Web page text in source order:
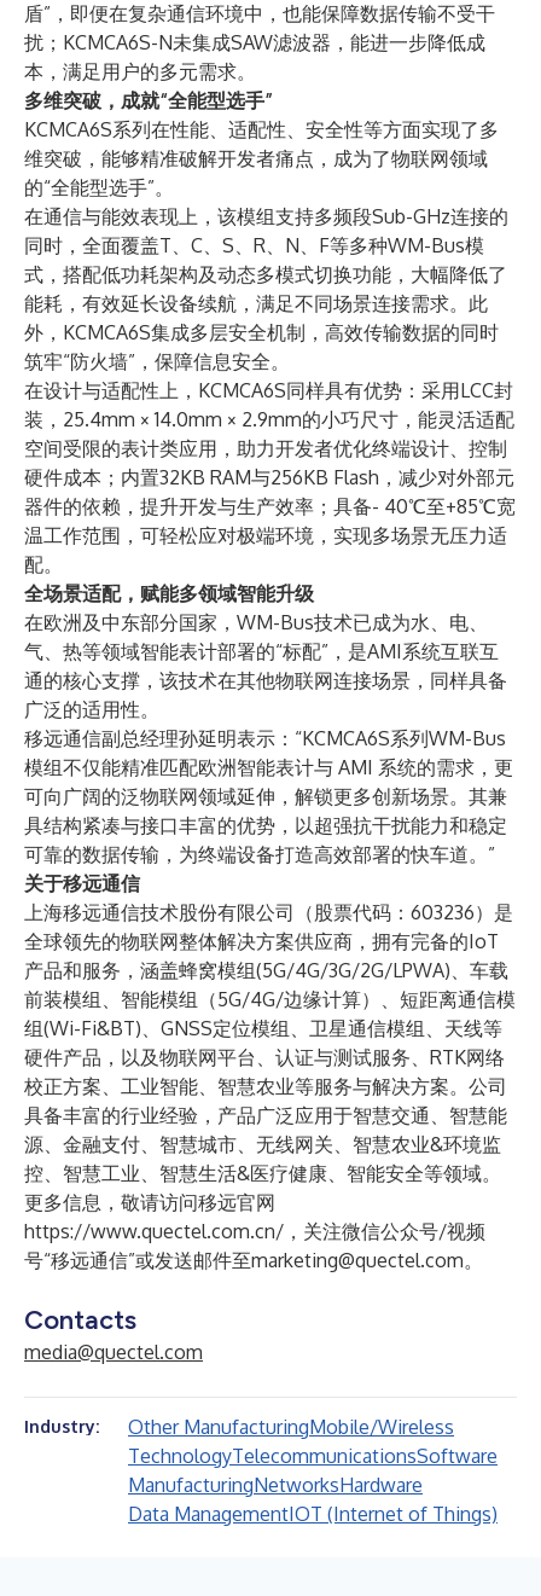
盾”，即便在复杂通信环境中，也能保障数据传输不受干
扰；KCMCA6S-N未集成SAW滤波器，能进一步降低成
本，满足用户的多元需求。
多维突破，成就“全能型选手”
KCMCA6S系列在性能、适配性、安全性等方面实现了多
维突破，能够精准破解开发者痛点，成为了物联网领域
的“全能型选手”。
在通信与能效表现上，该模组支持多频段Sub-GHz连接的
同时，全面覆盖T、C、S、R、N、F等多种WM-Bus模
式，搭配低功耗架构及动态多模式切换功能，大幅降低了
能耗，有效延长设备续航，满足不同场景连接需求。此
外，KCMCA6S集成多层安全机制，高效传输数据的同时
筑牢“防火墙”，保障信息安全。
在设计与适配性上，KCMCA6S同样具有优势：采用LCC封
装，25.4mm × 14.0mm × 2.9mm的小巧尺寸，能灵活适配
空间受限的表计类应用，助力开发者优化终端设计、控制
硬件成本；内置32KB RAM与256KB Flash，减少对外部元
器件的依赖，提升开发与生产效率；具备- 40℃至+85℃宽
温工作范围，可轻松应对极端环境，实现多场景无压力适
配。
全场景适配，赋能多领域智能升级
在欧洲及中东部分国家，WM-Bus技术已成为水、电、
气、热等领域智能表计部署的“标配”，是AMI系统互联互
通的核心支撑，该技术在其他物联网连接场景，同样具备
广泛的适用性。
移远通信副总经理孙延明表示：“KCMCA6S系列WM-Bus
模组不仅能精准匹配欧洲智能表计与 AMI 系统的需求，更
可向广阔的泛物联网领域延伸，解锁更多创新场景。其兼
具结构紧凑与接口丰富的优势，以超强抗干扰能力和稳定
可靠的数据传输，为终端设备打造高效部署的快车道。”
关于移远通信
上海移远通信技术股份有限公司（股票代码：603236）是
全球领先的物联网整体解决方案供应商，拥有完备的IoT
产品和服务，涵盖蜂窝模组(5G/4G/3G/2G/LPWA)、车载
前装模组、智能模组（5G/4G/边缘计算）、短距离通信模
组(Wi-Fi&BT)、GNSS定位模组、卫星通信模组、天线等
硬件产品，以及物联网平台、认证与测试服务、RTK网络
校正方案、工业智能、智慧农业等服务与解决方案。公司
具备丰富的行业经验，产品广泛应用于智慧交通、智慧能
源、金融支付、智慧城市、无线网关、智慧农业&环境监
控、智慧工业、智慧生活&医疗健康、智能安全等领域。
更多信息，敬请访问移远官网
https://www.quectel.com.cn/ ，关注微信公众号/视频
号“移远通信”或发送邮件至marketing@quectel.com。
Contacts
media@quectel.com
Industry: Other ManufacturingMobile/Wireless
TechnologyTelecommunicationsSoftware
ManufacturingNetworksHardware
Data ManagementIOT (Internet of Things)